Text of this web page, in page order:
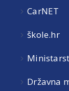
CarNET
škole.hr
Državna